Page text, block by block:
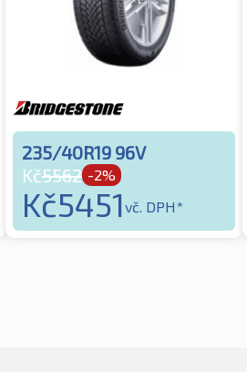
235/40R19 96V
Kč5562 -2%
Kč5451vč. DPH*